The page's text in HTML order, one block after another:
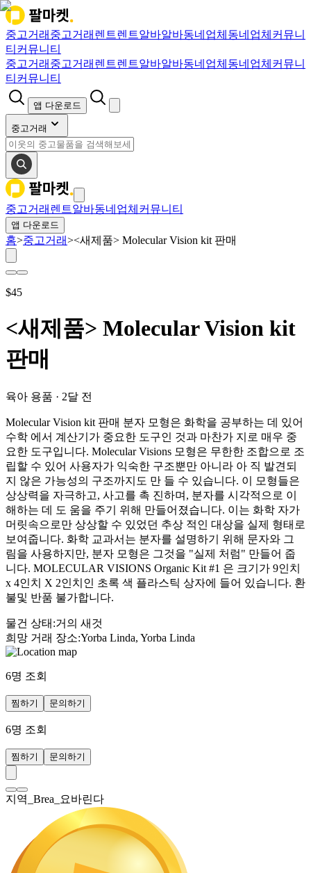
중고거래 중고거래 렌트렌트알바알바동네업체 동네업체 커뮤니
티 커뮤니티
중고거래 중고거래 렌트렌트알바알바동네업체 동네업체 커뮤니
티 커뮤니티
앱 다운로드
중고거래
중고거래 렌트알바동네업체 커뮤니티
앱 다운로드
홈>중고거래><새제품> Molecular Vision kit 판매
$45
<새제품> Molecular Vision kit
판매
육아 용품 · 2달 전
Molecular Vision kit 판매 분자 모형은 화학을 공부하는 데 있어
수학 에서 계산기가 중요한 도구인 것과 마찬가 지로 매우 중
요한 도구입니다. Molecular Visions 모형은 무한한 조합으로 조
립할 수 있어 사용자가 익숙한 구조뿐만 아니라 아 직 발견되
지 않은 가능성의 구조까지도 만 들 수 있습니다. 이 모형들은
상상력을 자극하고, 사고를 촉 진하며, 분자를 시각적으로 이
해하는 데 도 움을 주기 위해 만들어졌습니다. 이는 화학 자가
머릿속으로만 상상할 수 있었던 추상 적인 대상을 실제 형태로
보여줍니다. 화학 교과서는 분자를 설명하기 위해 문자와 그
림을 사용하지만, 분자 모형은 그것을 "실제 처럼" 만들어 줍
니다. MOLECULAR VISIONS Organic Kit #1 은 크기가 9인치
x 4인치 X 2인치인 초록 색 플라스틱 상자에 들어 있습니다. 환
불및 반품 불가합니다.
물건 상태 :거의 새것
희망 거래 장소:Yorba Linda, Yorba Linda
6명 조회
찜하기 문의하기
6명 조회
찜하기 문의하기
지역_Brea_요바린다